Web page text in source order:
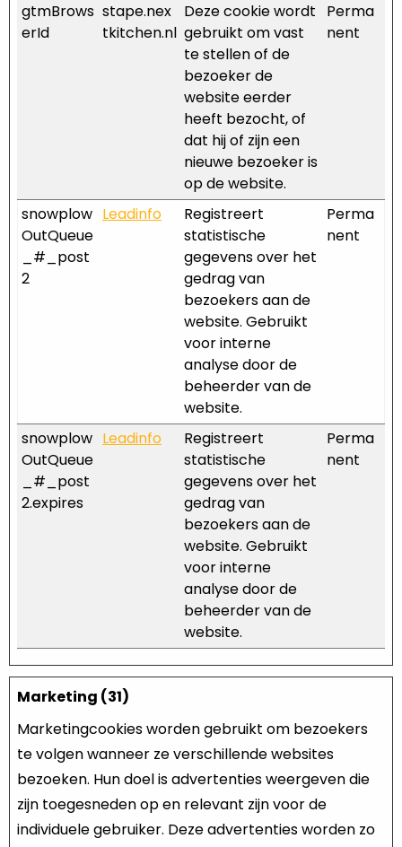
gtmBrows
erId
stape.nex
tkitchen.nl
Deze cookie wordt
gebruikt om vast
te stellen of de
bezoeker de
website eerder
heeft bezocht, of
dat hij of zijn een
nieuwe bezoeker is
op de website.
Perma
nent
snowplow
OutQueue
_#_post
2
Leadinfo
Registreert
statistische
gegevens over het
gedrag van
bezoekers aan de
website. Gebruikt
voor interne
analyse door de
beheerder van de
website.
Perma
nent
snowplow
OutQueue
_#_post
2.expires
Leadinfo
Registreert
statistische
gegevens over het
gedrag van
bezoekers aan de
website. Gebruikt
voor interne
analyse door de
beheerder van de
website.
Perma
nent
Marketing (31)
Marketingcookies worden gebruikt om bezoekers
te volgen wanneer ze verschillende websites
bezoeken. Hun doel is advertenties weergeven die
zijn toegesneden op en relevant zijn voor de
individuele gebruiker. Deze advertenties worden zo